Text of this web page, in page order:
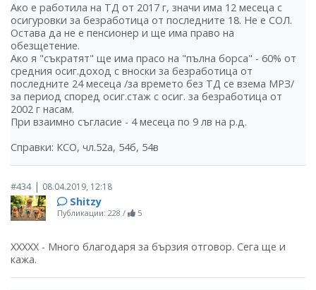
Ако е работила на ТД от 2017 г, значи има 12 месеца с
осигуровки за безработица от последните 18. Не е СОЛ.
Остава да не е пенсионер и ще има право на
обезщетение.
Ако я "съкратят" ще има прасо на "пълна борса" - 60% от
средния осиг.доход с вноски за безработица от
последните 24 месеца /за времето без ТД се взема МРЗ/
за период според осиг.стаж с осиг. за безработица от
2002 г насам.
При взаимно съгласие - 4 месеца по 9 лв на р.д.
Справки: КСО, чл.52а, 54б, 54в
#434| 08.04.2019, 12:18
Shitzy
Публикации: 228 / 5
ХХХХХ - Много благодаря за бързия отговор. Сега ще и
кажа.